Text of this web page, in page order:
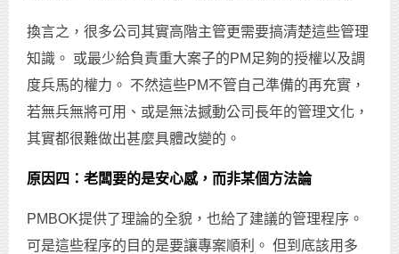
換言之，很多公司其實高階主管更需要搞清楚這些管理
知識。 或最少給負責重大案子的PM足夠的授權以及調
度兵馬的權力。 不然這些PM不管自己準備的再充實，
若無兵無將可用、或是無法撼動公司長年的管理文化，
其實都很難做出甚麼具體改變的。
原因四：老闆要的是安心感，而非某個方法論
PMBOK提供了理論的全貌，也給了建議的管理程序。
可是這些程序的目的是要讓專案順利。 但到底該用多